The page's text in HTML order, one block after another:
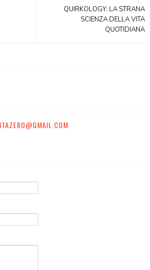
QUIRKOLOGY: LA STRANA
SCIENZA DELLA VITA
QUOTIDIANA